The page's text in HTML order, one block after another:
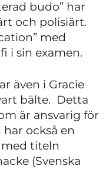
budo” har
och polisiärt.
med
i sin examen.
även i Gracie
bälte. Detta
är ansvarig för
har också en
titeln
(Svenska